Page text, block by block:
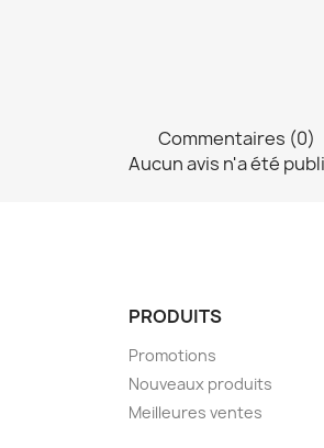
Commentaires (0)
Aucun avis n'a été
PRODUITS
Promotions
Nouveaux produits
Meilleures ventes